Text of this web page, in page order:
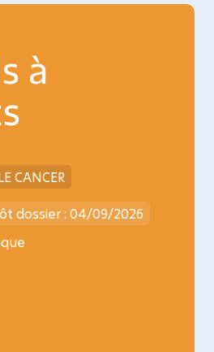
à
CANCER
dossier : 04/09/2026